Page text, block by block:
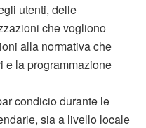
utenti, delle
che vogliono
alla normativa che
e la programmazione
condicio durante le
sia a livello locale